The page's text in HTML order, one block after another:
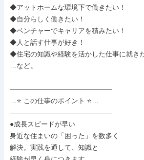
◆アットホームな環境下で働きたい！
◆自分らしく働きたい！
◆ベンチャーでキャリアを積みたい！
◆人と話す仕事が好き！
◆住宅の知識や経験を活かした仕事に就き
…など。
―――――――――――――――
…⭐ この仕事のポイント ⭐…
―――――――――――――――
●成長スピードが早い
身近な住まいの「困った」を数多く
解決。実践を通して、知識と